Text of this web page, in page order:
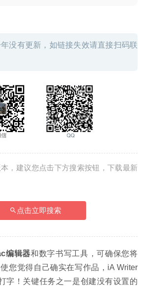
没有更新，如链接失效请直接扫码联
，建议您点击下方搜索按钮，下载最新
点击立即搜索
编辑器和数字书写工具，可确保您将
您觉得自己确实在写作品，iA Writer
字！关键任务之一是创建没有设置的